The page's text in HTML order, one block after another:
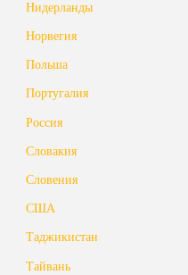
Нидерланды
Норвегия
Польша
Португалия
Россия
Словакия
Словения
США
Таджикистан
Тайвань